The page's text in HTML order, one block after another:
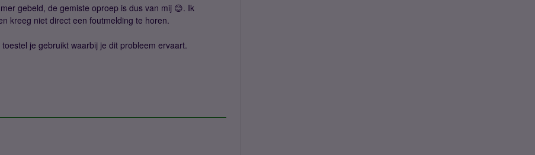
gebeld, de gemiste oproep is dus van mij 😊. Ik
kreeg niet direct een foutmelding te horen.
je gebruikt waarbij je dit probleem ervaart.